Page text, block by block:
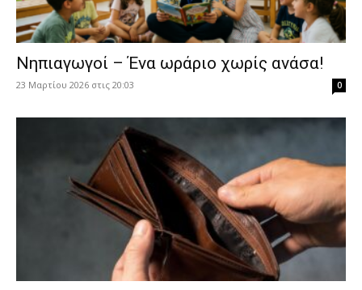
Νηπιαγωγοί – Ένα ωράριο χωρίς ανάσα!
23 Μαρτίου 2026 στις 20:03 0